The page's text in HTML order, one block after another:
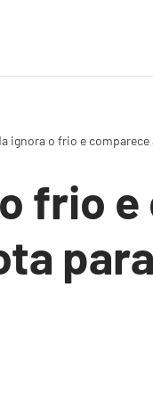
ignora o frio e comparece
frio